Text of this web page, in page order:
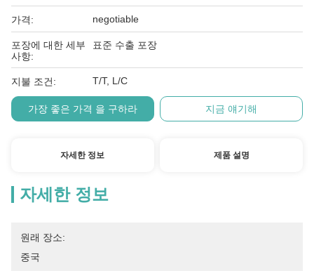
가격: negotiable
포장에 대한 세부
사항:
표준 수출 포장
지불 조건: T/T, L/C
가장 좋은 가격 을 구하라 지금 얘기해
자세한 정보 제품 설명
자세한 정보
원래 장소:
중국